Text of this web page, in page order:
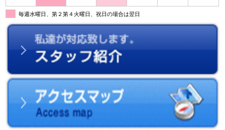
毎週水曜日、第２第４火曜日、祝日の場合は翌日